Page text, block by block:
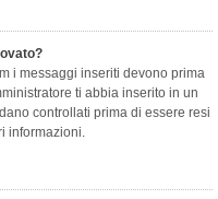
i messaggi inseriti devono prima
ti abbia inserito in un
controllati prima di essere resi
informazioni.